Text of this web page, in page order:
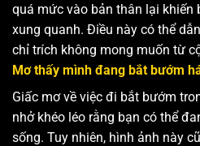
quá mức vào bản thân lại khiến
xung quanh. Điều này có thể
chỉ trích không mong muốn từ
Mơ thấy mình đang bắt bướm
Giấc mơ về việc đi bắt bướm
nhở khéo léo rằng bạn có thể
sống. Tuy nhiên, hình ảnh này